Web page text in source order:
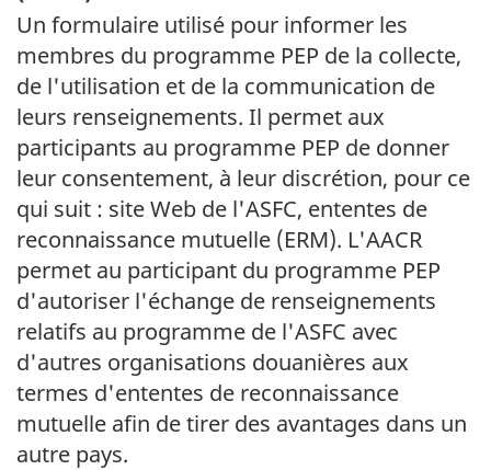
Un formulaire utilisé pour informer les
membres du programme PEP de la collecte,
de l'utilisation et de la communication de
leurs renseignements. Il permet aux
participants au programme PEP de donner
leur consentement, à leur discrétion, pour ce
qui suit : site Web de l'ASFC, ententes de
reconnaissance mutuelle (ERM). L'AACR
permet au participant du programme PEP
d'autoriser l'échange de renseignements
relatifs au programme de l'ASFC avec
d'autres organisations douanières aux
termes d'ententes de reconnaissance
mutuelle afin de tirer des avantages dans un
autre pays.